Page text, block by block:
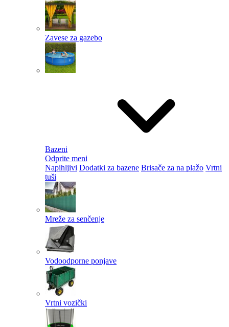
Zavese za gazebo
Bazeni
Odprite meni
Napihljivi Dodatki za bazene Brisače za na plažo Vrtni
tuši
Mreže za senčenje
Vodoodporne ponjave
Vrtni vozički